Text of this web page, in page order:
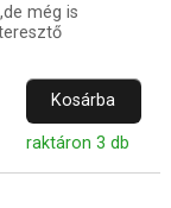
még is
Kosárba
raktáron 3 db